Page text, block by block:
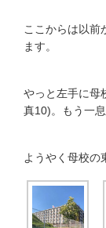
ここからは以前
ます。
やっと左手に母
真10)。もう一
ようやく母校の